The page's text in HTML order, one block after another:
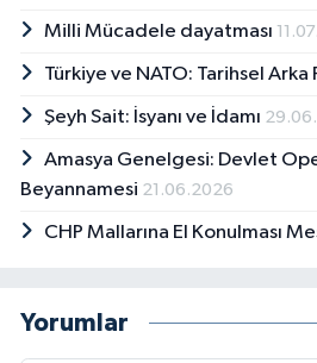
Milli Mücadele dayatması
Türkiye ve NATO: Tarihsel Arka
Şeyh Sait: İsyanı ve İdamı
Amasya Genelgesi: Devlet
Beyannamesi 21.06.2026
CHP Mallarına El Konulması
Yorumlar